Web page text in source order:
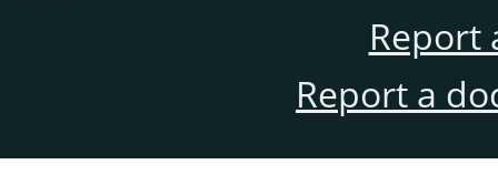
Report
Report a